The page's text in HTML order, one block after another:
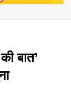
बात’